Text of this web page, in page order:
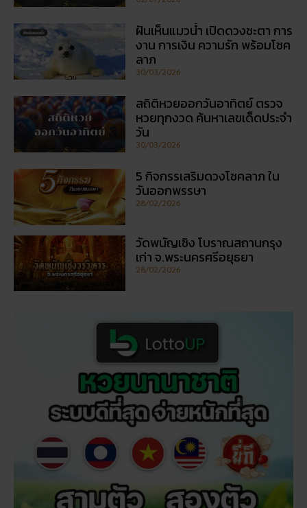
ฝันเห็นแมวน้ำ เปิดดวงชะตา การ
งาน การเงิน ความรัก พร้อมโชค
ลาภ
30/03/2026
สถิติหวยออกวันอาทิตย์ ตรวจ
วัน
30/03/2026
5 กิจกรรเสริมดวงโชคลาภ ใน
28/02/2026
28/02/2026